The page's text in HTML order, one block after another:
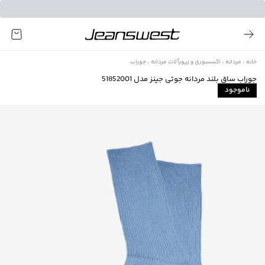
خانه مردانه اکسسوری و زیورآلات مردانه جوراب
جوراب ساق بلند مردانه جوتی جینز مدل 51852001
ناموجود